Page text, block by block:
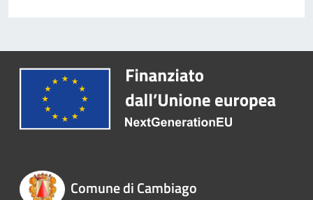
Comune di Cambiago